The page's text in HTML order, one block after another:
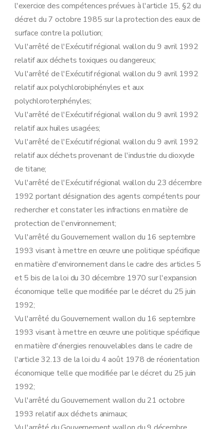
Art. 81
Art. 82
Modalités de libération de la sûreté
Art. 83
Art. 84
Sous-section 4
Art. 85
Art. 86
Section 6
Procédure de prolongation de la durée de validité d'un permis d'environnement accordé pour un établissement temporaire visée à l'article 52 du décret
Art. 87
Art. 88
Art. 89
Section 7 Mesures de police administrative
Sous-section première
Art. 90
Art. 91
Art. 92
Art. 95
Sous-section 2 Modalités de la procédure visée à l'article 68 du décret
Art. 96
Art. 97
Sous-section 3 Modalités du recours contre les mesures de sécurité, visé à l'article 71, §4 et §5, du décret
Art. 99
Art. 100
Art. 102
Art. 103
Art. 105
Sous-section 4
Art. 107
Art. 108
Section 8
Etude de caractérisation visée à l'article 79, §1
Art. 109
Section 9 Transformation et extension de l'établissement visé à l'article 10, §2, du décret
Art. 110
Section 10 Désignation des fonctionnaires
Art. 111
Sous-section 2 Procédure d'octroi du permis unique
Art. 112
Sous-section 3 Déclaration
l'exercice des compétences prévues à l'article 15, §2 du
décret du 7 octobre 1985 sur la protection des eaux de
surface contre la pollution;
Vu l'arrêté de l'Exécutif régional wallon du 9 avril 1992
relatif aux déchets toxiques ou dangereux;
Vu l'arrêté de l'Exécutif régional wallon du 9 avril 1992
relatif aux polychlorobiphényles et aux
polychloroterphényles;
Vu l'arrêté de l'Exécutif régional wallon du 9 avril 1992
relatif aux huiles usagées;
Vu l'arrêté de l'Exécutif régional wallon du 9 avril 1992
relatif aux déchets provenant de l'industrie du dioxyde
de titane;
Vu l'arrêté de l'Exécutif régional wallon du 23 décembre
1992 portant désignation des agents compétents pour
rechercher et constater les infractions en matière de
protection de l'environnement;
Vu l'arrêté du Gouvernement wallon du 16 septembre
1993 visant à mettre en œuvre une politique spécifique
en matière d'environnement dans le cadre des articles 5
et 5 bis de la loi du 30 décembre 1970 sur l'expansion
économique telle que modifiée par le décret du 25 juin
1992;
Vu l'arrêté du Gouvernement wallon du 16 septembre
1993 visant à mettre en œuvre une politique spécifique
en matière d'énergies renouvelables dans le cadre de
l'article 32.13 de la loi du 4 août 1978 de réorientation
économique telle que modifiée par le décret du 25 juin
1992;
Vu l'arrêté du Gouvernement wallon du 21 octobre
1993 relatif aux déchets animaux;